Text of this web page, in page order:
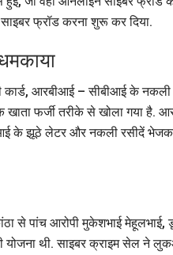
फ्रॉड करना शुरू कर दिया.
कार्ड, आरबीआई – सीबीआई के
फर्जी तरीके से खोला गया है.
के झूठे लेटर और नकली रसीदें
से पांच आरोपी मुकेशभाई मेहूलभाई,
योजना थी. साइबर क्राइम सेल ने